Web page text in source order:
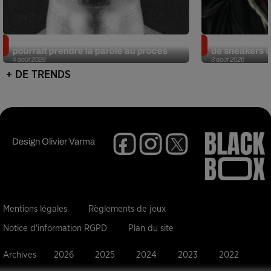
4 août 2026
pourrait prendre la parole au procès
3 août 2026
de sneakers
+ DE TRENDS
DesignOlivier Varma
Mentions légales Règlements de jeux
Notice d'information RGPD Plan du site
Archives 2026 2025 2024 2023 2022